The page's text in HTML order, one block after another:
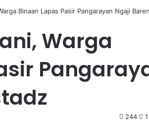
Binaan Lapas Pasir Pangarayan Ngaji
Warga
244